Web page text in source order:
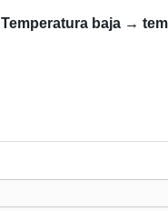
Temperatura baja →